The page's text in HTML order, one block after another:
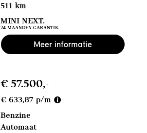
511 km
MINI NEXT.
24 MAANDEN GARANTIE.
Meer informatie
€ 57.500,-
€ 633,87 p/m
Benzine
Automaat